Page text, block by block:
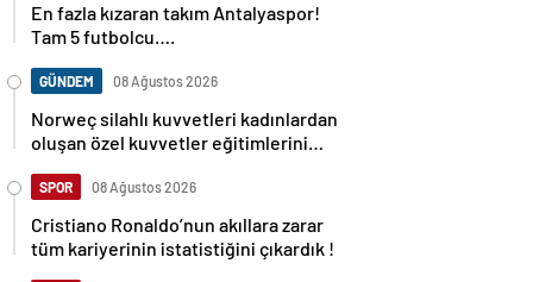
En fazla kızaran takım Antalyaspor!
Tam 5 futbolcu….
GÜNDEM 08 Ağustos 2026
Norweç silahlı kuvvetleri kadınlardan
oluşan özel kuvvetler eğitimlerini
SPOR 08 Ağustos 2026
Cristiano Ronaldo’nun akıllara zarar
tüm kariyerinin istatistiğini çıkardık !